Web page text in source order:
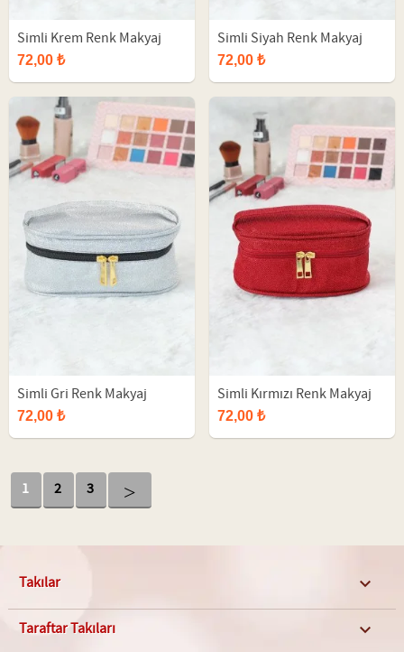
Simli Krem Renk Makyaj
Çantası
72,00 ₺
Simli Siyah Renk Makyaj
Çantası
72,00 ₺
Simli Gri Renk Makyaj
Çantası
72,00 ₺
Simli Kırmızı Renk Makyaj
Çantası
72,00 ₺
1 2 3 >
Takılar 
Taraftar Takıları 